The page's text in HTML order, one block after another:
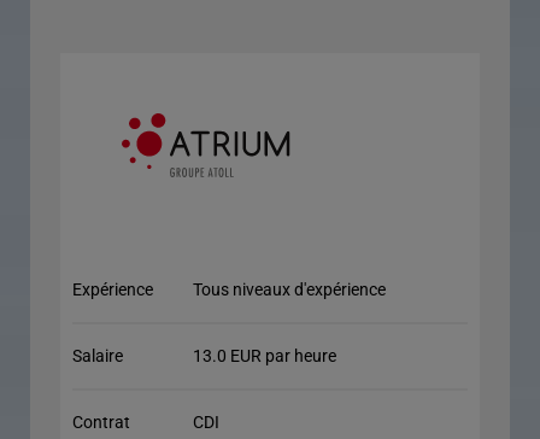
Expérience Tous niveaux d'expérience
Salaire 13.0 EUR par heure
Contrat CDI